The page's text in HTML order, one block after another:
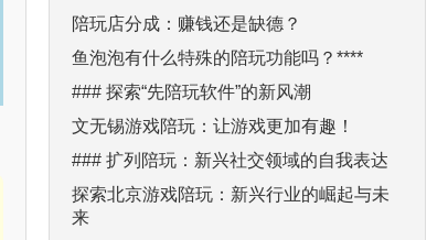
陪玩店分成：赚钱还是缺德？
鱼泡泡有什么特殊的陪玩功能吗？****
### 探索“先陪玩软件”的新风潮
文无锡游戏陪玩：让游戏更加有趣！
### 扩列陪玩：新兴社交领域的自我表达
探索北京游戏陪玩：新兴行业的崛起与未
来